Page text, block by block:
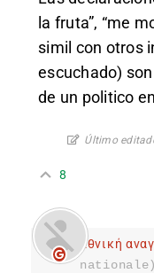
la fruta”, “me
simil con otros
escuchado)
de un politico
Último
8
Εθνική
nationale)